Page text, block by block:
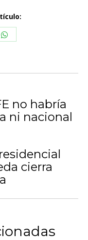
Compartir
no habría
ni nacional
cierra